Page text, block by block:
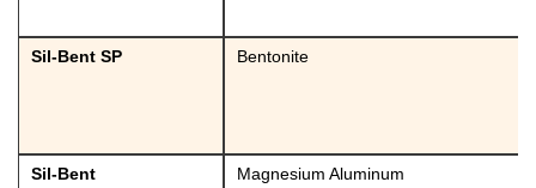
Sil-Bent SP Bentonite
Sil-Bent
Magnesium Aluminum